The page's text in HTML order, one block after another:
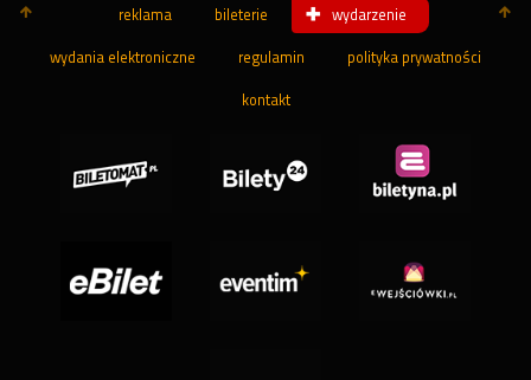
reklama bileterie wydarzenie
wydania elektroniczne regulamin polityka prywatności
kontakt